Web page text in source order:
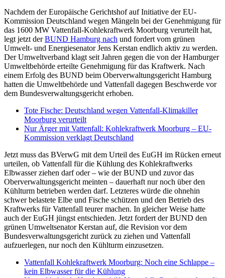
Nachdem der Europäische Gerichtshof auf Initiative der EU-
Kommission Deutschland wegen Mängeln bei der Genehmigung für
das 1600 MW Vattenfall-Kohlekraftwerk Moorburg verurteilt hat,
legt jetzt derBUND Hamburg nach und fordert vom grünen
Umwelt- und Energiesenator Jens Kerstan endlich aktiv zu werden.
Der Umweltverband klagt seit Jahren gegen die von der Hamburger
Umweltbehörde erteilte Genehmigung für das Kraftwerk. Nach
einem Erfolg des BUND beim Oberverwaltungsgericht Hamburg
hatten die Umweltbehörde und Vattenfall dagegen Beschwerde vor
dem Bundesverwaltungsgericht erhoben.
Tote Fische: Deutschland wegen Vattenfall-Klimakiller
Moorburg verurteilt
Nur Ärger mit Vattenfall: Kohlekraftwerk Moorburg – EU-
Kommission verklagt Deutschland
Jetzt muss das BVerwG mit dem Urteil des EuGH im Rücken erneut
urteilen, ob Vattenfall für die Kühlung des Kohlekraftwerks
Elbwasser ziehen darf oder – wie der BUND und zuvor das
Oberverwaltungsgericht meinten – dauerhaft nur noch über den
Kühlturm betrieben werden darf. Letzteres würde die ohnehin
schwer belastete Elbe und Fische schützen und den Betrieb des
Kraftwerks für Vattenfall teurer machen. In gleicher Weise hatte
auch der EuGH jüngst entschieden. Jetzt fordert der BUND den
grünen Umweltsenator Kerstan auf, die Revision vor dem
Bundesverwaltungsgericht zurück zu ziehen und Vattenfall
aufzuerlegen, nur noch den Kühlturm einzusetzen.
Vattenfall Kohlekraftwerk Moorburg: Noch eine Schlappe –
kein Elbwasser für die Kühlung